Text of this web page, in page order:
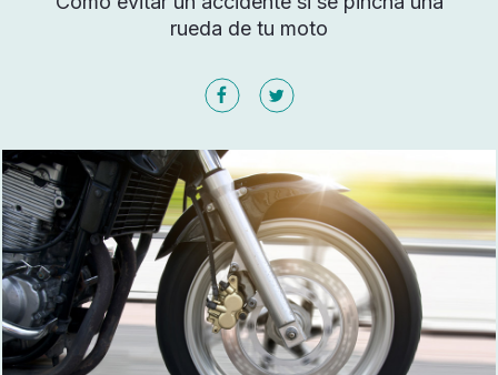
rueda de tu moto